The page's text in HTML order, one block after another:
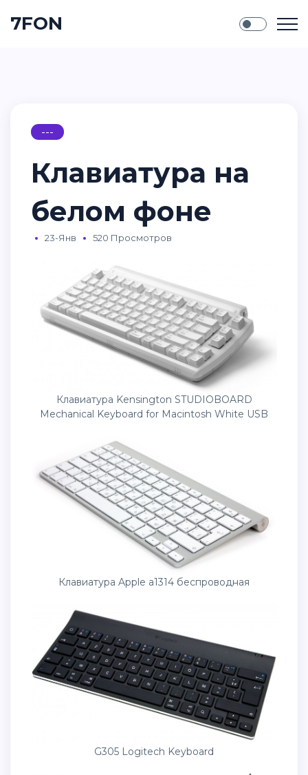
7FON
---
Клавиатура на
белом фоне
23-Янв 520 Просмотров
Клавиатура Kensington STUDIOBOARD
Mechanical Keyboard for Macintosh White USB
Клавиатура Apple a1314 беспроводная
G305 Logitech Keyboard